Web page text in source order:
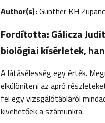
Author(s):Günther KH Zupanc
Fordította: Gálicza
biológiai kísérletek,
A látásélesség egy érték.
elkülöníteni az apró
fel egy vizsgálótábláról
kivehetőek a számunkra.